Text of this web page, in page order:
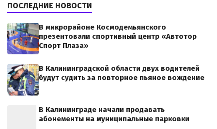
ПОСЛЕДНИЕ НОВОСТИ
В микрорайоне Космодемьянского
презентовали спортивный центр «Автотор
Спорт Плаза»
В Калининградской области двух водителей
будут судить за повторное пьяное вождение
В Калининграде начали продавать
абонементы на муниципальные парковки